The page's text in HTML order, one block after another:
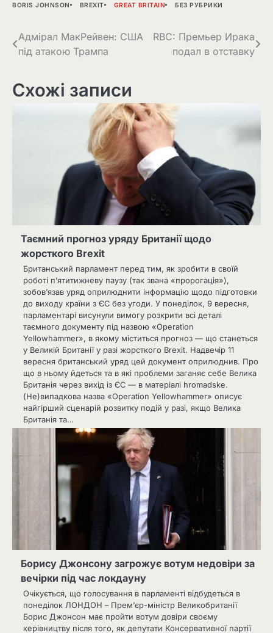
BORIS JOHNSON BREXIT GREAT BRITAIN БЕЗ РУБРИКИ
Навігація
записів
Адмірал МакРейвен: США
під атакою Трампа
RBC: Премьер Ирака
подал в отставку
Схожі записи
Таємний прогноз уряду Британії щодо
жорсткого Brexit
Британський парламент перед тим, як зробити в своїй
роботі п’ятитижневу паузу (так звана «пророгація»),
зобов’язав уряд оприлюднити інформацію щодо підготовки
до виходу країни з ЄС без угоди. У понеділок, 9 вересня,
парламентарі висунули вимогу розкрити всі деталі
таємного документу під назвою «Operation
Yellowhammer», в якому міститься прогноз — що станеться
у Великій Британії у разі жорсткого Brexit. Надвечір 11
вересня британський уряд цей документ оприлюднив. Про
що в ньому йдеться та в які проблеми заганяє себе Велика
Британія через вихід із ЄС — в матеріалі hromadske.
(Не)випадкова назва «Operation Yellowhammer» описує
найгірший сценарій розвитку подій у разі, якщо Велика
Британія та…
Борису Джонсону загрожує вотум недовіри за
вечірки під час локдауну
Очікується, що голосування в парламенті відбудеться в
понеділок ЛОНДОН – Прем’єр-міністр Великобританії
Борис Джонсон має пройти вотум довіри своєму
керівництву після того, як депутати Консервативної партії